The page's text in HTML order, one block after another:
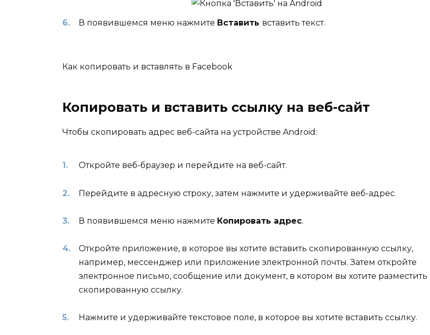
В появившемся меню нажмите Вставить вставить текст.
Как копировать и вставлять в Facebook
Копировать и вставить ссылку на веб-сайт
Чтобы скопировать адрес веб-сайта на устройстве Android:
Откройте веб-браузер и перейдите на веб-сайт.
Перейдите в адресную строку, затем нажмите и удерживайте веб-адрес.
В появившемся меню нажмите Копировать адрес.
Откройте приложение, в которое вы хотите вставить скопированную ссылку,
например, мессенджер или приложение электронной почты. Затем откройте
электронное письмо, сообщение или документ, в котором вы хотите разместить
скопированную ссылку.
Нажмите и удерживайте текстовое поле, в которое вы хотите вставить ссылку.